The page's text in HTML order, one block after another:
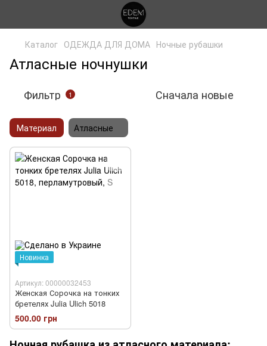
Каталог ОДЕЖДА ДЛЯ ДОМА Ночные рубашки
Атласные ночнушки
Фильтр 1 Сначала новые
Материал Атласные
Новинка
Артикул: 00000032453
Женская Сорочка на тонких
бретелях Julia Ulich 5018
500.00 грн